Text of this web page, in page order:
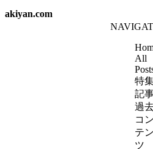
akiyan.com
All
特
記
過
コン
テン
ツ